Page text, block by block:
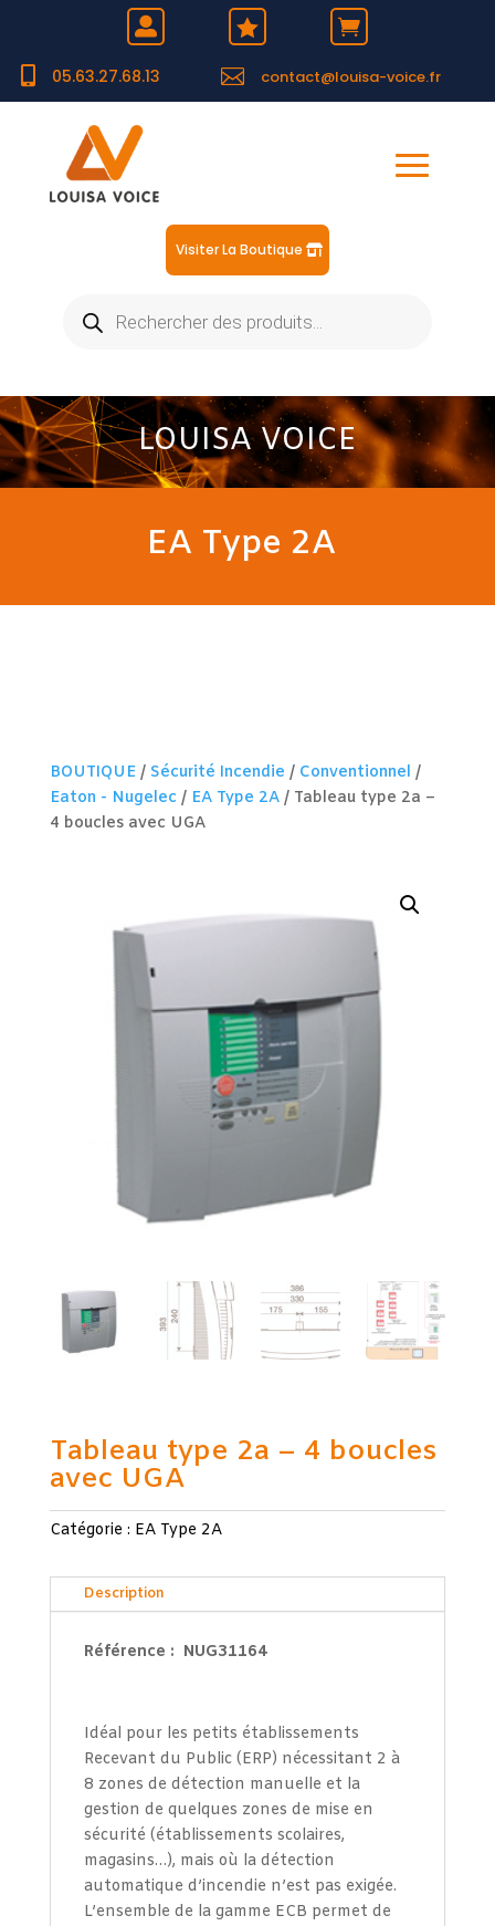
  
 05.63.27.68.13  contact@louisa-voice.fr
Visiter La Boutique
produits
LOUISA VOICE
EA Type 2A
BOUTIQUE/ Sécurité Incendie / Conventionnel /
Eaton - Nugelec / EA Type 2A/ Tableau type 2a –
4 boucles avec UGA
Tableau type 2a – 4 boucles
avec UGA
Catégorie : EA Type 2A
Description
Référence : NUG31164
Idéal pour les petits établissements
Recevant du Public (ERP) nécessitant 2 à
8 zones de détection manuelle et la
gestion de quelques zones de mise en
sécurité (établissements scolaires,
magasins…), mais où la détection
automatique d’incendie n’est pas exigée.
L’ensemble de la gamme ECB permet de